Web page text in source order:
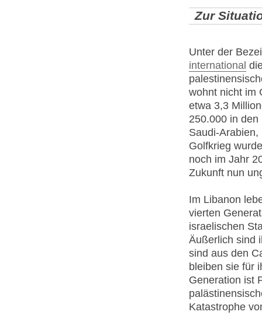
Zur
Unter der
international
wohnt nicht im
etwa 3,3
250.000 in
Saudi-
Golfkrieg
noch im Jahr
Zukunft nun
Im Libanon
vierten
israelischen
Äußerlich sind
sind aus den
bleiben sie für
Generation ist
Katastrophe